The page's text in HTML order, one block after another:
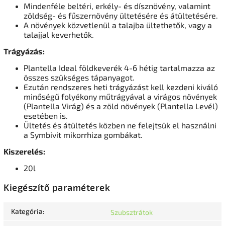
Mindenféle beltéri, erkély- és dísznövény, valamint
zöldség- és fűszernövény ültetésére és átültetésére.
A növények közvetlenül a talajba ültethetők, vagy a
talajjal keverhetők.
Trágyázás:
Plantella Ideal földkeverék 4-6 hétig tartalmazza az
összes szükséges tápanyagot.
Ezután rendszeres heti trágyázást kell kezdeni kiváló
minőségű folyékony műtrágyával a virágos növények
(Plantella Virág) és a zöld növények (Plantella Levél)
esetében is.
Ültetés és átültetés közben ne felejtsük el használni
a Symbivit mikorrhiza gombákat.
Kiszerelés:
20l
Kiegészítő paraméterek
Kategória: Szubsztrátok